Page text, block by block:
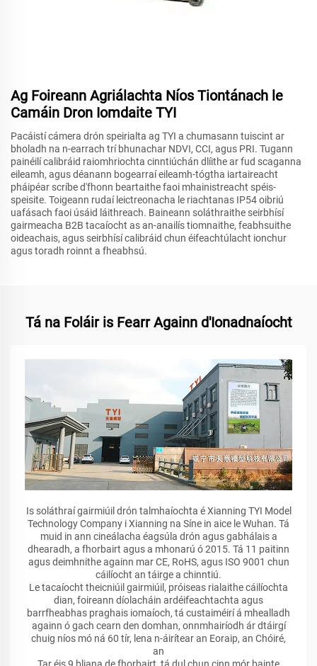
Ag Foireann Agriálachta Níos Tiontánach le
Camáin Dron Iomdaite TYI
Pacáistí cámera drón speirialta ag TYI a chumasann tuiscint ar
bholadh na n-earrach trí bhunachar NDVI, CCI, agus PRI. Tugann
painéilí calibráid raiomhriochta cinntiúchán dlíithe ar fud scaganna
eileamh, agus déanann bogearraí eileamh-tógtha iartaireacht
pháipéar scríbe d'fhonn beartaithe faoi mhainistreacht spéis-
speisite. Toigeann rudaí leictreonacha le riachtanas IP54 oibriú
uafásach faoi úsáid láithreach. Baineann soláthraithe seirbhísí
gairmeacha B2B tacaíocht as an-anailís tiomnaithe, feabhsuithe
oideachais, agus seirbhísí calibráid chun éifeachtúlacht ionchur
agus toradh roinnt a fheabhsú.
Tá na Foláir is Fearr Againn d'Ionadnaíocht
Is soláthraí gairmiúil drón talmhaíochta é Xianning TYI Model
Technology Company i Xianning na Síne in aice le Wuhan. Tá
muid in ann cineálacha éagsúla drón agus gabhálais a
dhearadh, a fhorbairt agus a mhonarú ó 2015. Tá 11 paitinn
agus deimhnithe againn mar CE, RoHS, agus ISO 9001 chun
cáilíocht an táirge a chinntiú.
Le tacaíocht theicniúil gairmiúil, próiseas rialaithe cáilíochta
dian, foireann díolacháin ardéifeachtachta agus
barrfheabhas praghais iomaíoch, tá custaiméirí á mhealladh
againn ó gach cearn den domhan, onnmhairíodh ár dtáirgí
chuig níos mó ná 60 tír, lena n-áirítear an Eoraip, an Chóiré,
an